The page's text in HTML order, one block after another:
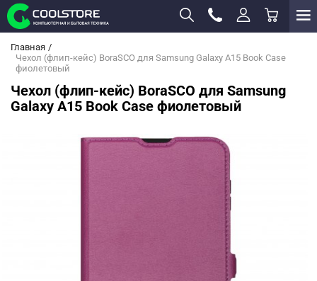
Главная
Чехол (флип-кейс) BoraSCO для Samsung Galaxy A15 Book Case
фиолетовый
Чехол (флип-кейс) BoraSCO для Samsung
Galaxy A15 Book Case фиолетовый